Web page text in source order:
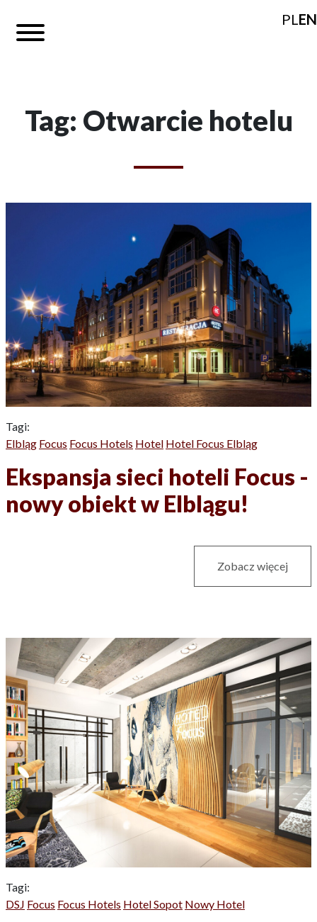
PLEN
Tag: Otwarcie hotelu
Tagi:
Elbląg Focus Focus Hotels Hotel Hotel Focus Elbląg
Ekspansja sieci hoteli Focus -
nowy obiekt w Elblągu!
Zobacz więcej
Tagi:
DSJ Focus Focus Hotels Hotel Sopot Nowy Hotel